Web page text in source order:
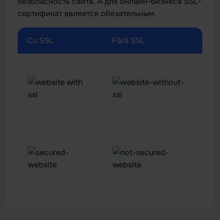
сертификат является обязательным.
Cu SSL Fără SSL